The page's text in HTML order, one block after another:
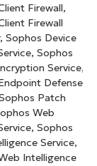
Firewall,
Firewall
Sophos Device
Sophos
Service,
Defense
Patch
Web
Sophos
Service,
Intelligence